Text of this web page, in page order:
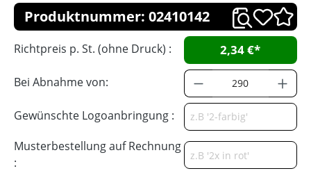
Produktnummer: 02410142
Richtpreis p. St. (ohne Druck) : 2,34 €*
Bei Abnahme von:
Gewünschte Logoanbringung :
Musterbestellung auf Rechnung
: